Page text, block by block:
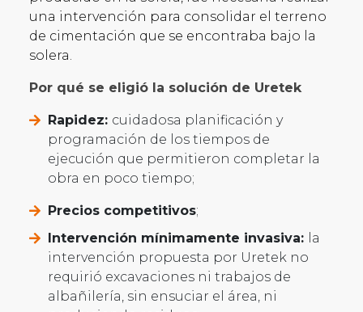
una intervención para consolidar el terreno
de cimentación que se encontraba bajo la
solera.
Por qué se eligió la solución de Uretek
Rapidez: cuidadosa planificación y
programación de los tiempos de
ejecución que permitieron completar la
obra en poco tiempo;
Precios competitivos;
Intervención mínimamente invasiva: la
intervención propuesta por Uretek no
requirió excavaciones ni trabajos de
albañilería, sin ensuciar el área, ni